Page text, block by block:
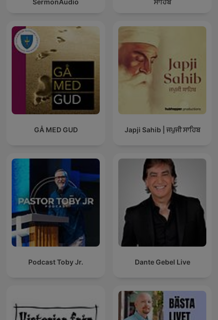
GÅ MED GUD Japji Sahib | ਜਪੁਜੀ ਸਾਹਿਬ
Podcast Toby Jr. Dante Gebel Live